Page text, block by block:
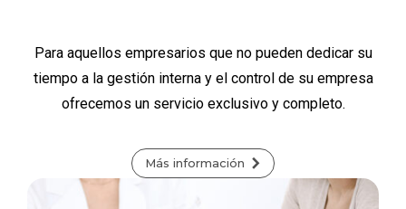
Para aquellos empresarios que no pueden dedicar su
tiempo a la gestión interna y el control de su empresa
ofrecemos un servicio exclusivo y completo.
Más información